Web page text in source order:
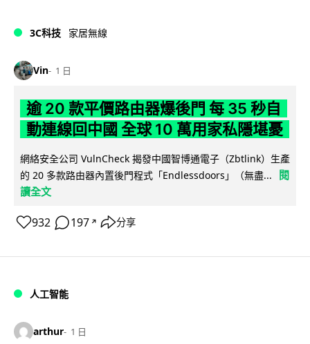
3C科技 家居無線
Vin 1 日
逾 20 款平價路由器爆後門 每 35 秒自
動連線回中國 全球 10 萬用家私隱堪憂
網絡安全公司 VulnCheck 揭發中國智博通電子（Zbtlink）生產
的 20 多款路由器內置後門程式「Endlessdoors」（無盡...
閱
讀全文
932 197 ↗ 分享
人工智能
arthur 1 日